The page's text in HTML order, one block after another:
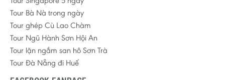
Tour Bà Nà trong ngày
Tour ghép Cù Lao Chàm
Tour Ngũ Hành Sơn Hội An
Tour lặn ngắm san hô Sơn Trà
Tour Đà Nẵng đi Huế